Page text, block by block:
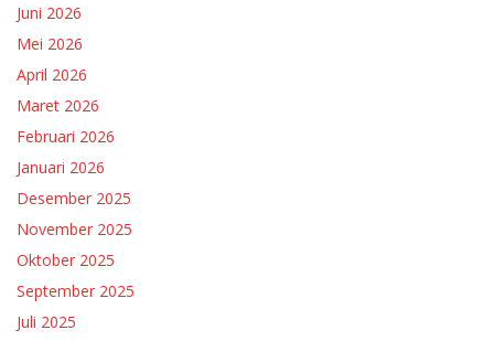
Juni 2026
Mei 2026
April 2026
Maret 2026
Februari 2026
Januari 2026
Desember 2025
November 2025
Oktober 2025
September 2025
Juli 2025